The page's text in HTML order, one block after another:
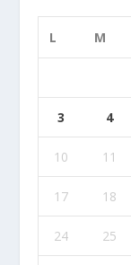
L M
3 4
10 11
17 18
24 25